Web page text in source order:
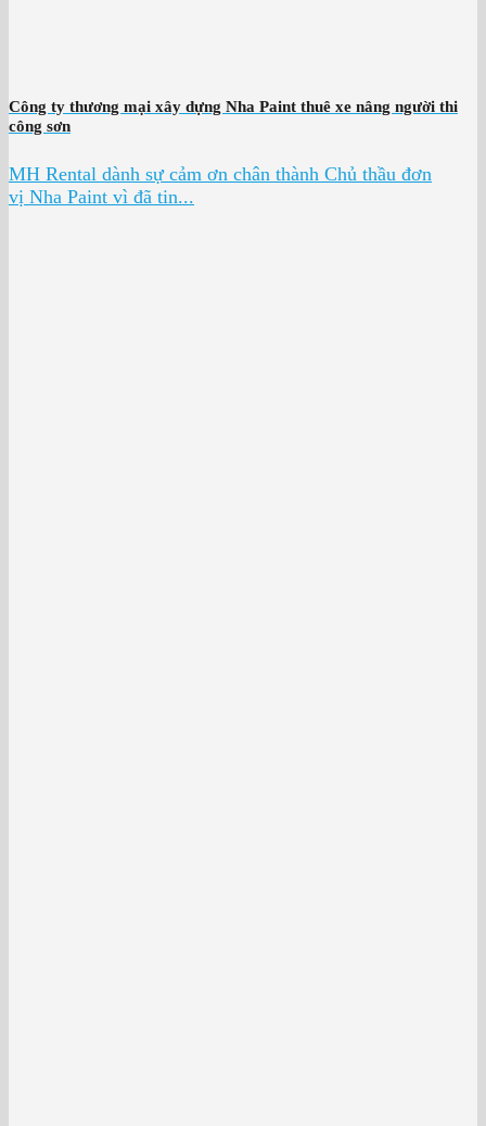
Công ty thương mại xây dựng Nha Paint thuê xe nâng người thi
công sơn
MH Rental dành sự cảm ơn chân thành Chủ thầu đơn
vị Nha Paint vì đã tin...